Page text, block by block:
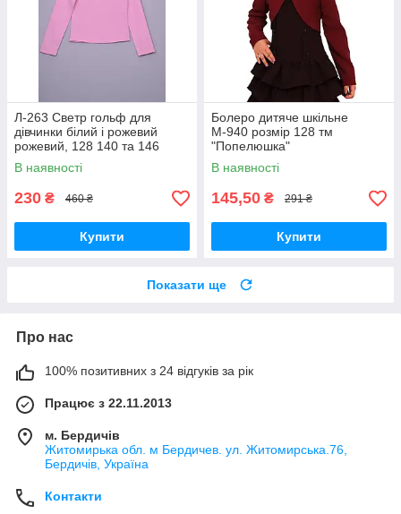
Л-263 Светр гольф для
дівчинки білий і рожевий
рожевий, 128 140 та 146
зростання
В наявності
230 ₴ 460 ₴
Купити
Болеро дитяче шкільне
М-940 розмір 128 тм
"Попелюшка"
В наявності
145,50 ₴ 291 ₴
Купити
Показати ще
Про нас
100% позитивних з 24 відгуків за рік
Працює з 22.11.2013
м. Бердичів
Житомирька обл. м Бердичев. ул. Житомирська.76,
Бердичів, Україна
Контакти